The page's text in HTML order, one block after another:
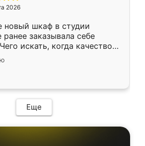
2026
новый шкаф в студии
ранее заказывала себе
искать, когда качеством
Служит кухня уже почти
нет.
Еще